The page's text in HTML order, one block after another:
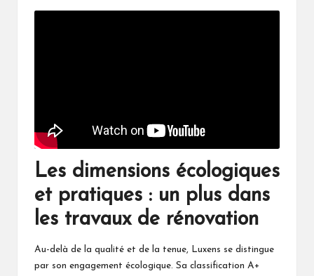
Les dimensions écologiques
et pratiques : un plus dans
les travaux de rénovation
Au-delà de la qualité et de la tenue, Luxens se distingue
par son engagement écologique. Sa classification A+